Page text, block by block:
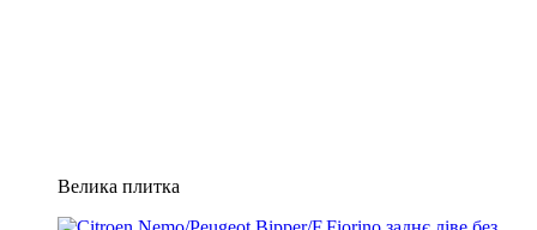
Велика плитка